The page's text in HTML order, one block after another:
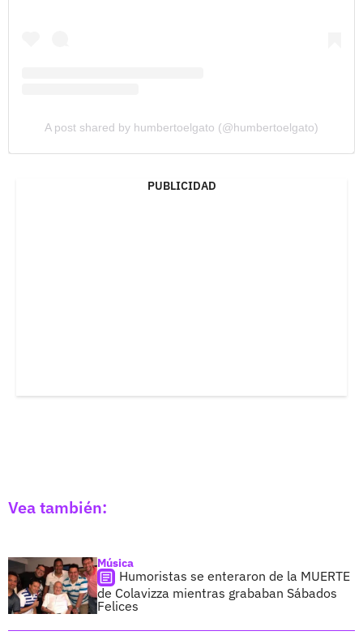
A post shared by humbertoelgato (@humbertoelgato)
PUBLICIDAD
Vea también:
Música
Humoristas se enteraron de la MUERTE
de Colavizza mientras grababan Sábados
Felices